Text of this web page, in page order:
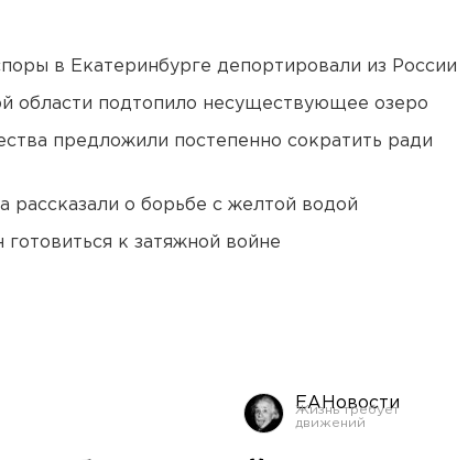
в Екатеринбурге депортировали из России
области подтопило несуществующее озеро
предложили постепенно сократить ради
рассказали о борьбе с желтой водой
к затяжной войне
ЕАНовости